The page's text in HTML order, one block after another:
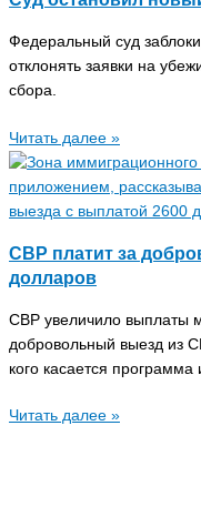
Федеральный суд
отклонять заявки на
сбора.
Читать далее »
CBP платит за
долларов
CBP увеличило выплаты
добровольный выезд из
кого касается программа
Читать далее »